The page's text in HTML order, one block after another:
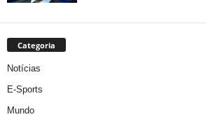
Categoria
Notícias
E-Sports
Mundo